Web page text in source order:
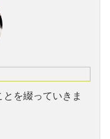
を綴っていきま